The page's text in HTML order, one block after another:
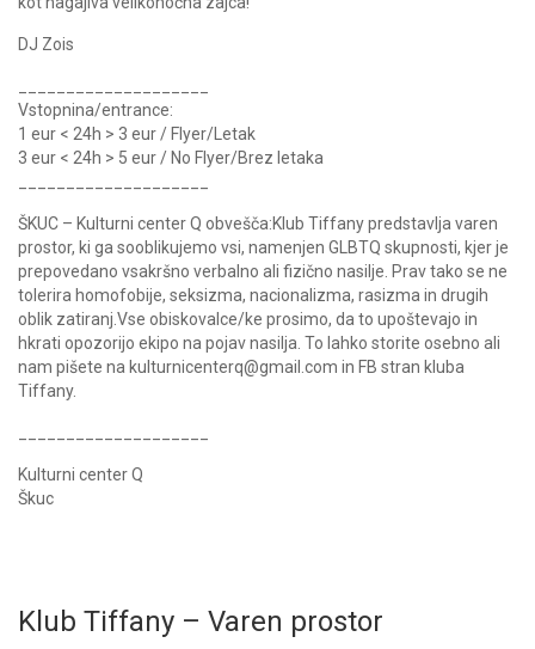
DJ Zois
Vstopnina/entrance:
1 eur < 24h > 3 eur / Flyer/Letak
3 eur < 24h > 5 eur / No Flyer/Brez letaka
ŠKUC – Kulturni center Q obvešča:Klub Tiffany predstavlja varen
prostor, ki ga sooblikujemo vsi, namenjen GLBTQ skupnosti, kjer je
prepovedano vsakršno verbalno ali fizično nasilje. Prav tako se ne
tolerira homofobije, seksizma, nacionalizma, rasizma in drugih
oblik zatiranj.Vse obiskovalce/ke prosimo, da to upoštevajo in
hkrati opozorijo ekipo na pojav nasilja. To lahko storite osebno ali
nam pišete na kulturnicenterq@gmail.com in FB stran kluba
Tiffany.
Kulturni center Q
Škuc
Klub Tiffany – Varen prostor